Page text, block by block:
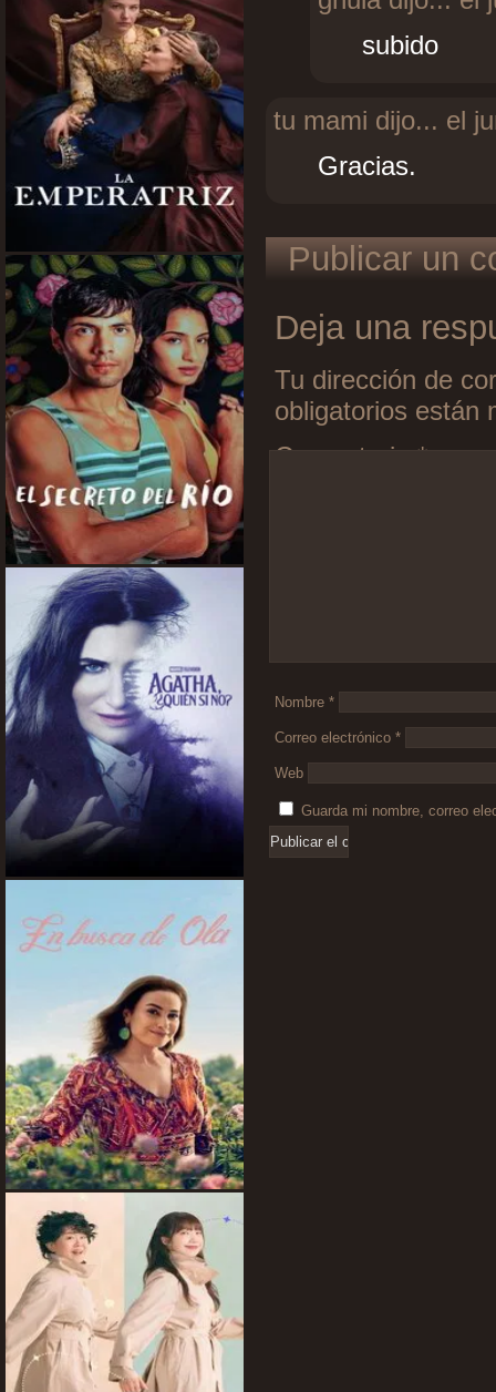
subido
tu mami dijo... el
Gracias.
Publicar un
Deja una
Tu dirección de
obligatorios están
Comentario*
Nombre *
Correo electrónico *
Web
Guarda mi nombre, correo